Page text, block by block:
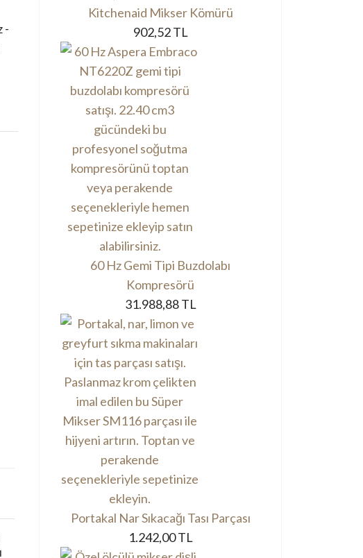
-
Kitchenaid Mikser Kömürü
902,52 TL
60 Hz Gemi Tipi Buzdolabı
Kompresörü
31.988,88 TL
Portakal Nar Sıkacağı Tası Parçası
1.242,00 TL